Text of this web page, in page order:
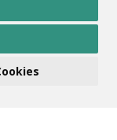
todas”
el botón
técnicas